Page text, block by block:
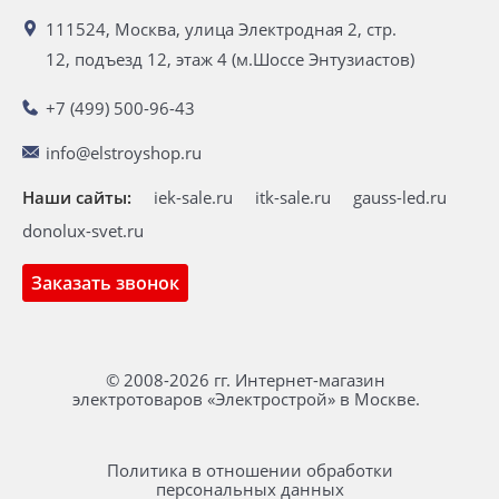
111524, Москва, улица Электродная 2, стр.
12, подъезд 12, этаж 4 (м.Шоссе Энтузиастов)
+7 (499) 500-96-43
info@elstroyshop.ru
Заказать звонок
Наши сайты: iek-sale.ru itk-sale.ru
gauss-led.ru
donolux-svet.ru
© 2008-2026 гг. Интернет-магазин
электротоваров «Электрострой» в Москве.
Политика в отношении обработки
персональных данных